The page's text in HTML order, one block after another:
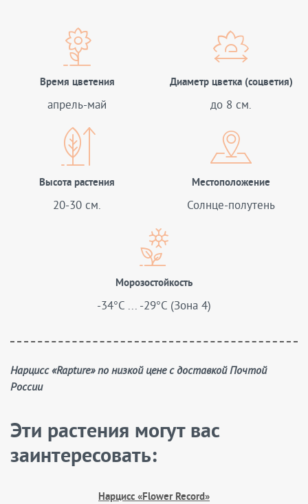
Время цветения
апрель-май
Диаметр цветка (соцветия)
до 8 см.
Высота растения
20-30 см.
Местоположение
Солнце-полутень
Морозостойкость
-34°C ... -29°C (Зона 4)
Нарцисс «Rapture» по низкой цене с доставкой Почтой
России
Эти растения могут вас
заинтересовать:
Нарцисс «Flower Record»